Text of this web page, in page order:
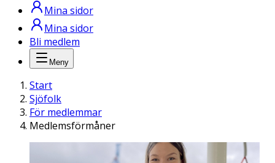
Mina sidor
Mina sidor
Bli medlem
Meny
Start
Sjöfolk
För medlemmar
Medlemsförmåner